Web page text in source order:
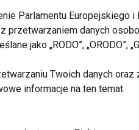
tylko z brzucha.
ogólnoustrojowym.
jest ogólna ilość
znaczenie niż
Parlamentu Europejskiego
danych
jako „RODO”, „ORODO”,
Twoich danych oraz
informacje na ten temat.